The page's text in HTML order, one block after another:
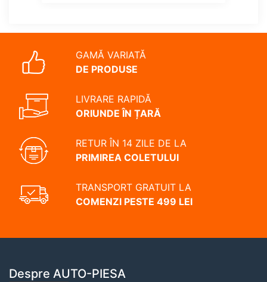
GAMĂ VARIATĂ
DE PRODUSE
LIVRARE RAPIDĂ
ORIUNDE ÎN ȚARĂ
RETUR ÎN 14 ZILE DE LA
PRIMIREA COLETULUI
TRANSPORT GRATUIT LA
COMENZI PESTE 499 LEI
Despre AUTO-PIESA